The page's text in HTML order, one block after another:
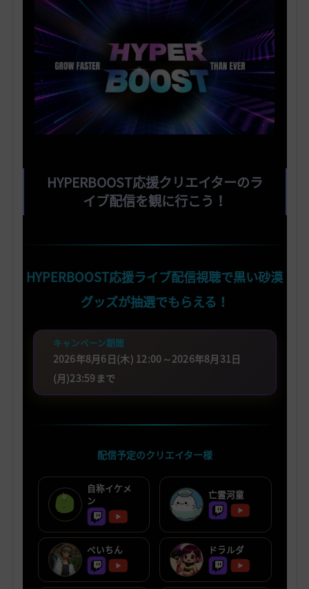
HYPERBOOST応援クリエイターのラ
イブ配信を観に行こう！
HYPERBOOST応援ライブ配信視聴で黒い砂漠
グッズが抽選でもらえる！
キャンペーン期間
2026年8月6日(木) 12:00～2026年8月31日
(月)23:59まで
配信予定のクリエイター様
自称イケメ
ン
亡霊河童
ぺいちん ドラルダ